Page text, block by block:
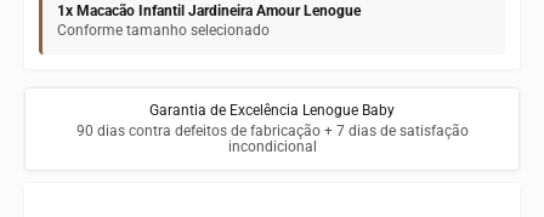
1x Macacão Infantil Jardineira Amour Lenogue
Conforme tamanho selecionado
Garantia de Excelência Lenogue Baby
90 dias contra defeitos de fabricação + 7 dias de satisfação
incondicional